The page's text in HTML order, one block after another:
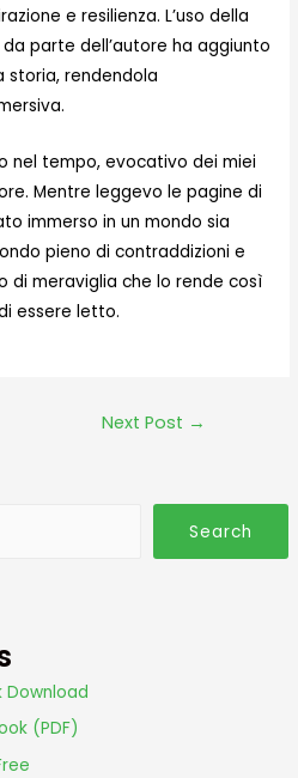
e resilienza. L’uso della
parte dell’autore ha aggiunto
storia, rendendola
nel tempo, evocativo dei miei
Mentre leggevo le pagine di
immerso in un mondo sia
pieno di contraddizioni e
di meraviglia che lo rende così
essere letto.
Next Post →
Search
Download
(PDF)